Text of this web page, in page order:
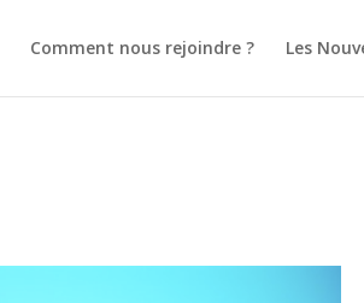
Comment nous rejoindre ? Les